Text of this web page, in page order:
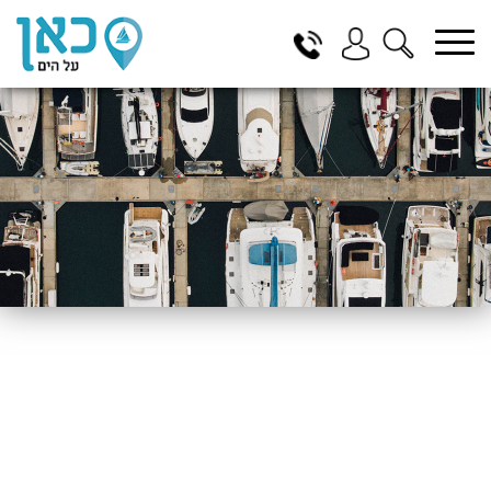
בחר תתקטגוריה בחר מיקום
הכל
ביוון / ליוון
בישראל
באילת
במרינה הרצליה